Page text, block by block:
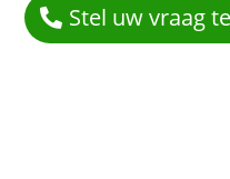
Stel uw vraag